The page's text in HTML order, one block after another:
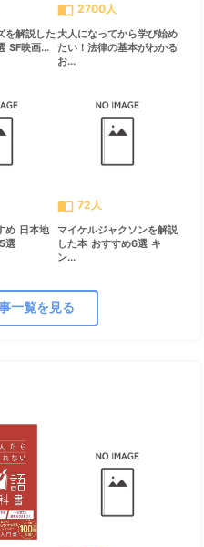
を解説した
SF映画...
import_contacts 2700人
大人になってから学び始め
たい！法律の基本がわかる
お...
め 日本地
選
import_contacts 72人
マイケルジャクソンを解説
した本 おすすめ6選 キ
ン...
一覧を見る